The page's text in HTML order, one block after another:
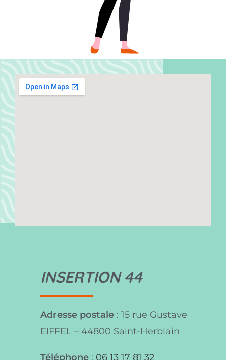
INSERTION 44
Adresse postale : 15 rue Gustave
EIFFEL – 44800 Saint-Herblain
Téléphone : 06 13 17 81 32